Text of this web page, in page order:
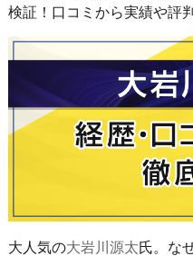
検証！口コミから実績や評
大人気の大岩川源太氏。な